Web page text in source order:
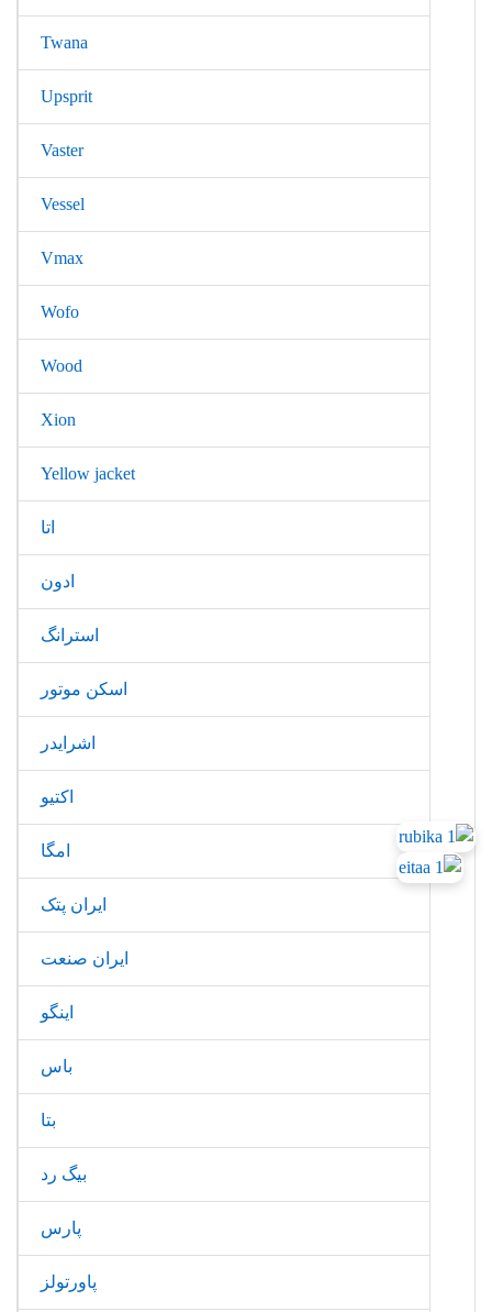
Twana
Upsprit
Vaster
Vessel
Vmax
Wofo
Wood
Xion
Yellow jacket
اتا
ادون
استرانگ
اسکن موتور
اشرایدر
اکتیو
امگا
ایران پتک
ایران صنعت
اینگو
باس
بتا
بیگ رد
پارس
پاورتولز